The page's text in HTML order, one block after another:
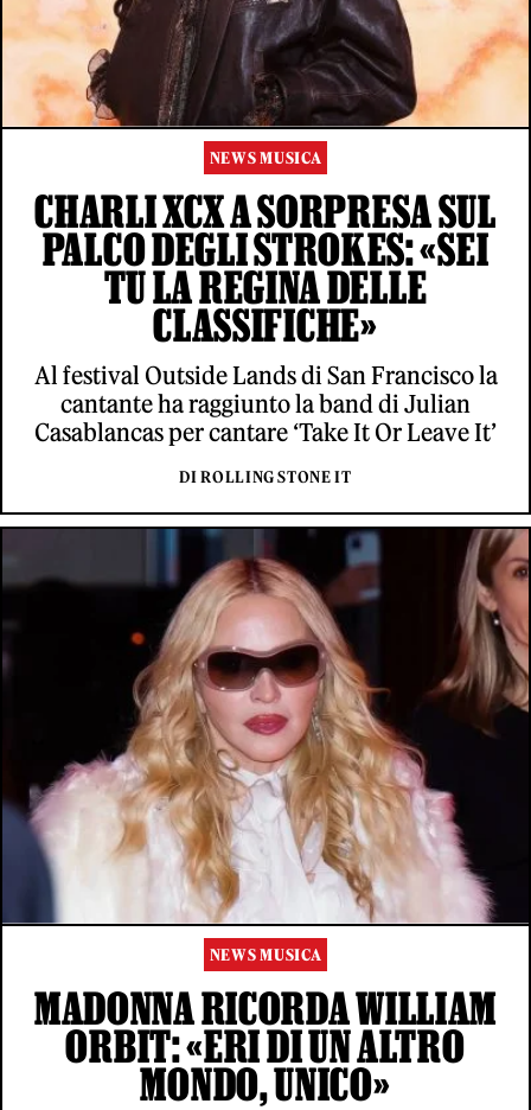
NEWS MUSICA
CHARLI XCX A SORPRESA SUL
PALCO DEGLI STROKES: «SEI
TU LA REGINA DELLE
CLASSIFICHE»
Al festival Outside Lands di San Francisco la
cantante ha raggiunto la band di Julian
Casablancas per cantare ‘Take It Or Leave It’
DI ROLLING STONE IT
NEWS MUSICA
MADONNA RICORDA WILLIAM
ORBIT: «ERI DI UN ALTRO
MONDO, UNICO»